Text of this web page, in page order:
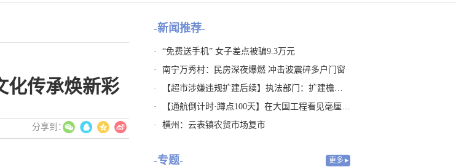
化传承焕新彩
-新闻推荐-
·
“免费送手机” 女子差点被骗9.3万元
·
南宁万秀村：民房深夜爆燃 冲击波震碎多户门窗
·
【超市涉嫌违规扩建后续】执法部门：扩建檐廊涉嫌违建 是否占地有待认定
·
【通航倒计时·蹲点100天】在大国工程看见毫厘之“精”
·
横州：云表镇农贸市场复市
-专题- 更多